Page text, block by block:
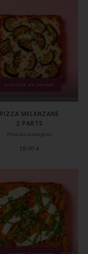
AJOUTER AU PANIER
PIZZA MELANZANE
2 PARTS
Pizza aux aubergines
18,00€